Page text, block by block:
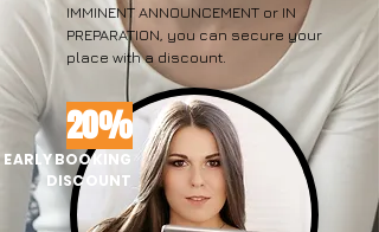
IMMINENT ANNOUNCEMENT or IN
PREPARATION, you can secure your
place with a discount.
20%
EARLY BOOKING
DISCOUNT